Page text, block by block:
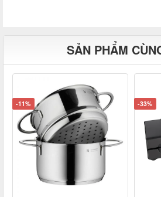
SẢN PHẨM
-11% -33%